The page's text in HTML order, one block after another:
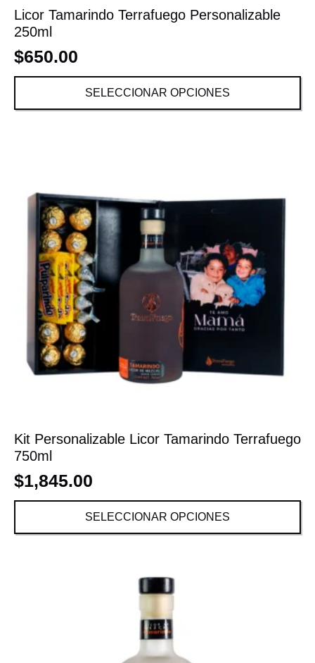
Licor Tamarindo Terrafuego Personalizable
250ml
$650.00
SELECCIONAR OPCIONES
Kit Personalizable Licor Tamarindo Terrafuego
750ml
$1,845.00
SELECCIONAR OPCIONES